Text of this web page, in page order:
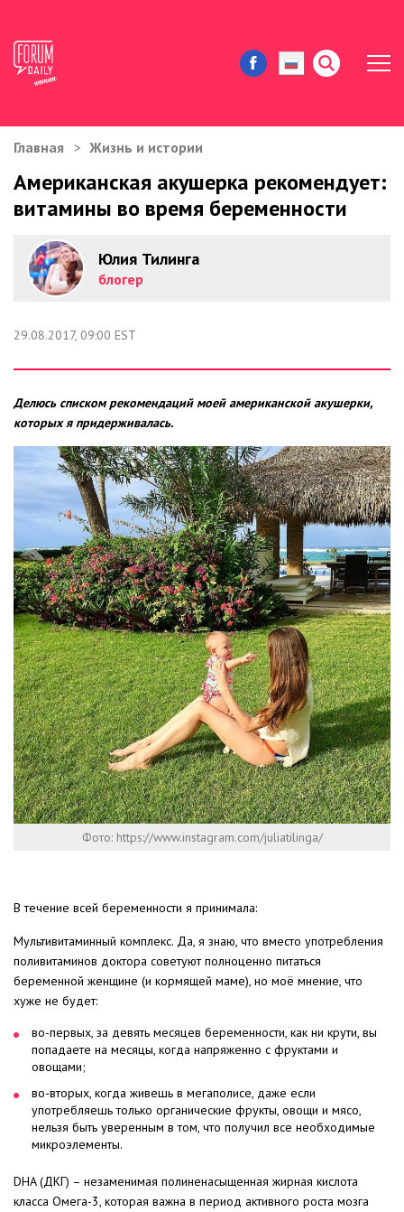
ИММИГРАЦИЯ В США
ЗНАМЕНИТОСТИ
АВТОРСКИЕ КОЛОНКИ
ЗДОРОВЬЕ И КРАСОТА
Главная Жизнь и истории
Американская акушерка рекомендует:
витамины во время беременности
Юлия Тилинга
блогер
29.08.2017, 09:00 EST
Делюсь списком рекомендаций моей американской акушерки,
которых я придерживалась.
Фото: https://www.instagram.com/juliatilinga/
В течение всей беременности я принимала:
Мультивитаминный комплекс. Да, я знаю, что вместо употребления
поливитаминов доктора советуют полноценно питаться
беременной женщине (и кормящей маме), но моё мнение, что
хуже не будет:
во-первых, за девять месяцев беременности, как ни крути, вы
попадаете на месяцы, когда напряженно с фруктами и
овощами;
во-вторых, когда живешь в мегаполисе, даже если
употребляешь только органические фрукты, овощи и мясо,
нельзя быть уверенным в том, что получил все необходимые
микроэлементы.
DHA (ДКГ) – незаменимая полиненасыщенная жирная кислота
класса Омега-3, которая важна в период активного роста мозга